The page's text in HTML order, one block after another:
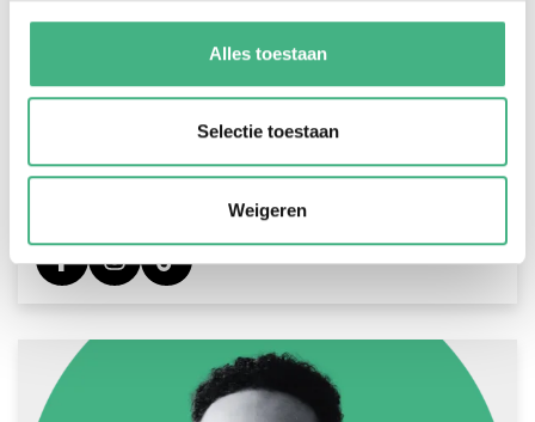
Alles toestaan
Selectie toestaan
Weigeren
Isabella Cleijpool
isabella.cleijpool@minters.nl
Isabella is als jongerenwerker aanspreekpunt